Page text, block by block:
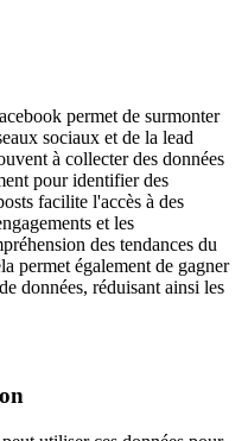
permet de surmonter
sociaux et de la lead
à collecter des données
pour identifier des
facilite l'accès à des
et les
des tendances du
permet également de gagner
données, réduisant ainsi les